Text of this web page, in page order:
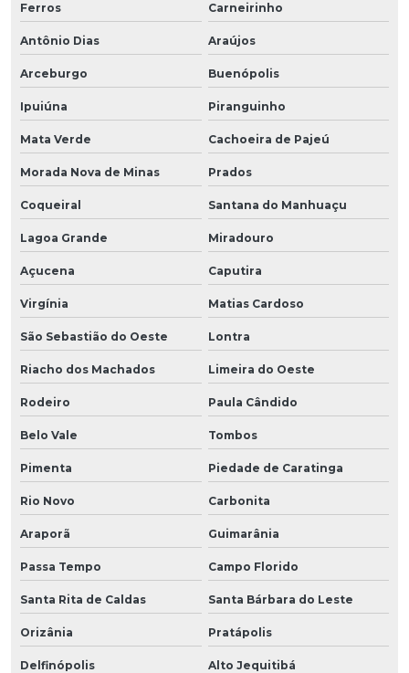
Ferros Carneirinho
Antônio Dias Araújos
Arceburgo Buenópolis
Ipuiúna Piranguinho
Mata Verde Cachoeira de Pajeú
Morada Nova de Minas Prados
Coqueiral Santana do Manhuaçu
Lagoa Grande Miradouro
Açucena Caputira
Virgínia Matias Cardoso
São Sebastião do Oeste Lontra
Riacho dos Machados Limeira do Oeste
Rodeiro Paula Cândido
Belo Vale Tombos
Pimenta Piedade de Caratinga
Rio Novo Carbonita
Araporã Guimarânia
Passa Tempo Campo Florido
Santa Rita de Caldas Santa Bárbara do Leste
Orizânia Pratápolis
Delfinópolis Alto Jequitibá